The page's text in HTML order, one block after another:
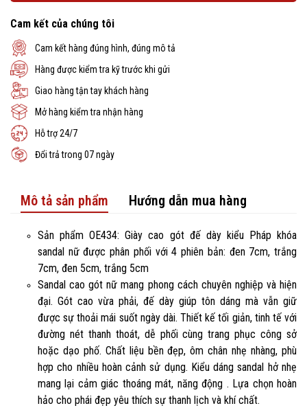
Cam kết của chúng tôi
Cam kết hàng đúng hình, đúng mô tả
Hàng được kiểm tra kỹ trước khi gửi
Giao hàng tận tay khách hàng
Mở hàng kiểm tra nhận hàng
Hỗ trợ 24/7
Đổi trả trong 07 ngày
Mô tả sản phẩm Hướng dẫn mua hàng
Sản phẩm OE434: Giày cao gót đế dày kiểu Pháp khóa
sandal nữ được phân phối với 4 phiên bản: đen 7cm, trắng
7cm, đen 5cm, trắng 5cm
Sandal cao gót nữ mang phong cách chuyên nghiệp và hiện
đại. Gót cao vừa phải, đế dày giúp tôn dáng mà vẫn giữ
được sự thoải mái suốt ngày dài. Thiết kế tối giản, tinh tế với
đường nét thanh thoát, dễ phối cùng trang phục công sở
hoặc dạo phố. Chất liệu bền đẹp, ôm chân nhẹ nhàng, phù
hợp cho nhiều hoàn cảnh sử dụng. Kiểu dáng sandal hở nhẹ
mang lại cảm giác thoáng mát, năng động . Lựa chọn hoàn
hảo cho phái đẹp yêu thích sự thanh lịch và khí chất.